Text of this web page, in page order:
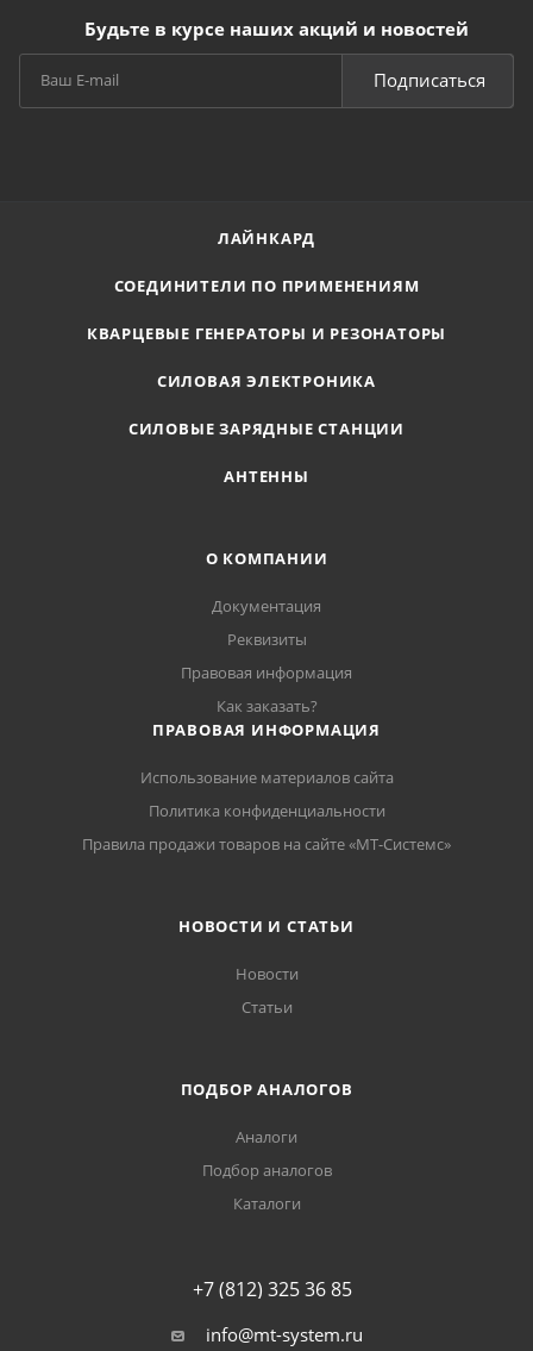
Будьте в курсе наших акций и новостей
Подписаться
ЛАЙНКАРД
СОЕДИНИТЕЛИ ПО ПРИМЕНЕНИЯМ
КВАРЦЕВЫЕ ГЕНЕРАТОРЫ И РЕЗОНАТОРЫ
СИЛОВАЯ ЭЛЕКТРОНИКА
СИЛОВЫЕ ЗАРЯДНЫЕ СТАНЦИИ
АНТЕННЫ
О КОМПАНИИ
Документация
Реквизиты
Правовая информация
Как заказать?
ПРАВОВАЯ ИНФОРМАЦИЯ
Использование материалов сайта
Политика конфиденциальности
Правила продажи товаров на сайте «МТ-Системс»
НОВОСТИ И СТАТЬИ
Новости
Статьи
ПОДБОР АНАЛОГОВ
Аналоги
Подбор аналогов
Каталоги
+7 (812) 325 36 85
info@mt-system.ru